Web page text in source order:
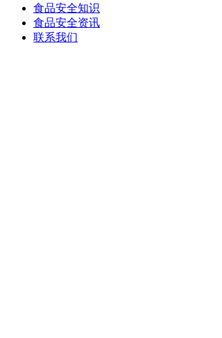
食品安全知识
食品安全资讯
联系我们